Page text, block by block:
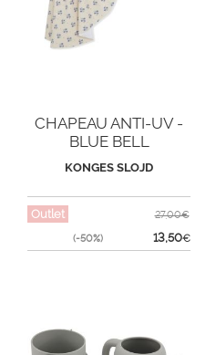
CHAPEAU ANTI-UV -
BLUE BELL
KONGES SLOJD
Outlet
(-50%)
27,00€
13,50€